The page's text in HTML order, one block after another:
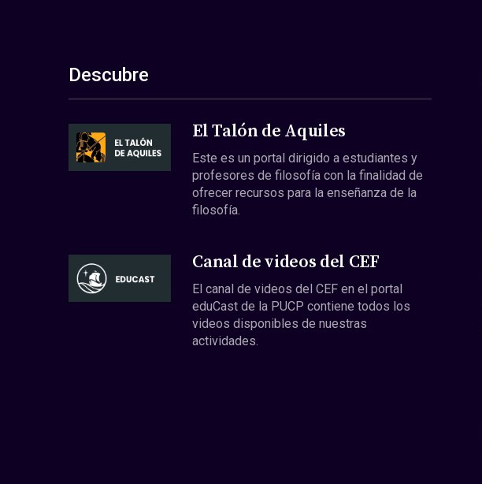
Descubre
El Talón de Aquiles
Este es un portal dirigido a estudiantes y
profesores de filosofía con la finalidad de
ofrecer recursos para la enseñanza de la
filosofía.
Canal de videos del CEF
El canal de videos del CEF en el portal
eduCast de la PUCP contiene todos los
videos disponibles de nuestras
actividades.